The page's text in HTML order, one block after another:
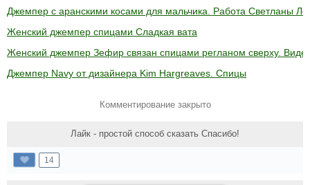
Джемпер с аранскими косами для мальчика. Работа Светланы
Женский джемпер спицами Сладкая вата
Женский джемпер Зефир связан спицами регланом сверху.
Джемпер Navy от дизайнера Kim Hargreaves. Спицы
Комментирование закрыто
Лайк - простой способ сказать Спасибо!
14